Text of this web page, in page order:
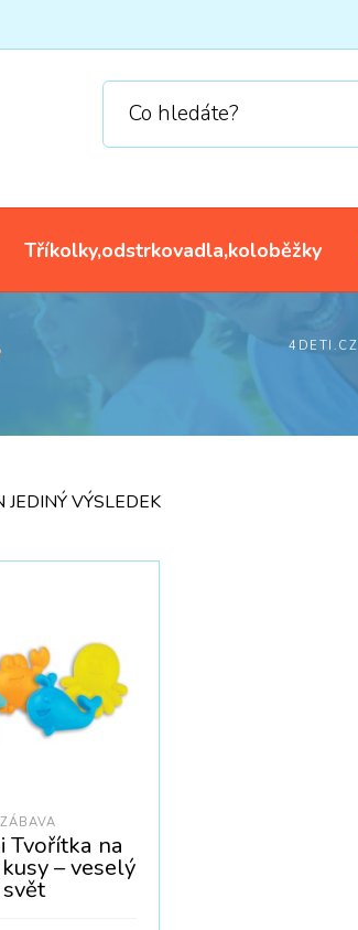
Tříkolky,odstrkovadla,koloběžky
4DETI.CZ
JEDINÝ VÝSLEDEK
Tvořítka na
– veselý